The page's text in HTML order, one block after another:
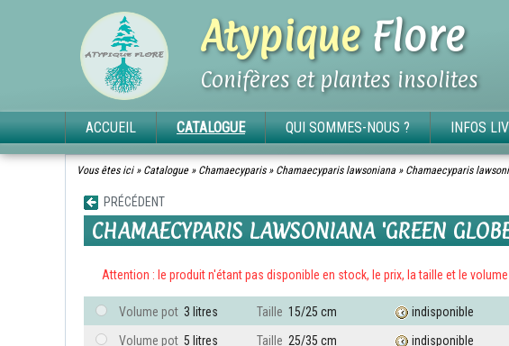
AtypiqueFlore
Conifères et plantes insolites
ACCUEIL CATALOGUE QUI SOMMES-NOUS ? INFOS
Vous êtes ici » Catalogue» Chamaecyparis» Chamaecyparis lawsoniana » Chamaecyparis
PRÉCÉDENT
CHAMAECYPARIS LAWSONIANA 'GREEN
Attention : le produit n'étant pas disponible en stock, le prix, la taille et le
Volume pot 3 litres Taille 15/25 cm indisponible
Volume pot 5 litres Taille 25/35 cm indisponible